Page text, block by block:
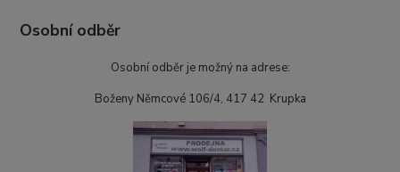
Osobní odběr
Osobní odběr je možný na adrese:
Boženy Němcové 106/4, 417 42 Krupka